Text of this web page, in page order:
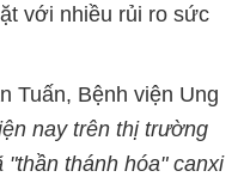
với nhiều rủi ro sức
Tuấn, Bệnh viện Ung
nay trên thị trường
thánh hóa" canxi